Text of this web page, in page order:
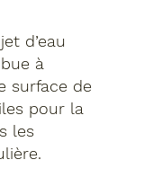
d’eau
à
surface de
pour la
les